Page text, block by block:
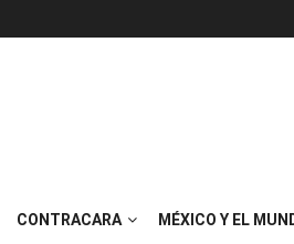
CONTRACARA MÉXICO Y EL